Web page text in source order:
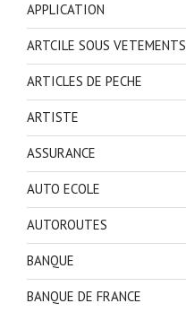
APPLICATION
ARTCILE SOUS VETEMENTS
ARTICLES DE PECHE
ARTISTE
ASSURANCE
AUTO ECOLE
AUTOROUTES
BANQUE
BANQUE DE FRANCE